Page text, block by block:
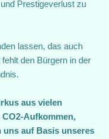
Prestigeverlust zu
lassen, das auch
den Bürgern in der
aus vielen
Aufkommen,
uns auf Basis unseres